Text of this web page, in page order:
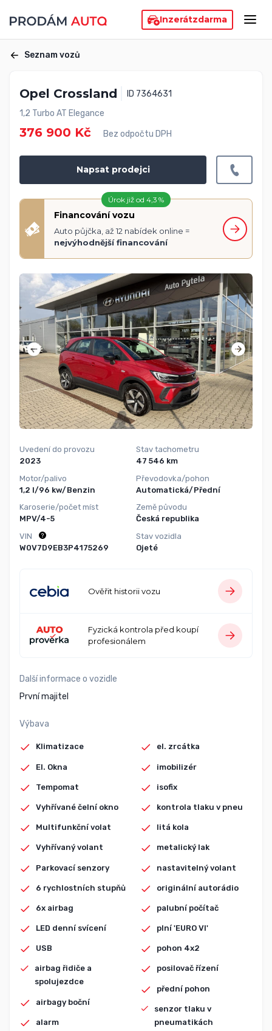
Inzerátzdarma
Seznam vozů
Opel Crossland
ID 7364631
1,2 Turbo AT Elegance
376 900 Kč Bez odpočtu DPH
Napsat prodejci
Úrok již od 4,3 %
Financování vozu
Auto půjčka, až 12 nabídek online =
nejvýhodnější financování
Uvedení do provozu
2023
Motor/palivo
1,2 l/96 kw/Benzin
Karoserie/počet míst
MPV/4-5
Stav tachometru
47 546 km
Převodovka/pohon
Automatická/Přední
Země původu
Česká republika
VIN
W0V7D9EB3P4175269
Stav vozidla
Ojeté
Ověřit historii vozu
Fyzická kontrola před koupí
profesionálem
Další informace o vozidle
První majitel
Výbava
Klimatizace
El. Okna
Tempomat
Vyhřívané čelní okno
Multifunkční volat
Vyhřívaný volant
Parkovací senzory
6 rychlostních stupňů
6x airbag
LED denní svícení
USB
airbag řidiče a
spolujezdce
airbagy boční
alarm
el. zrcátka
imobilizér
isofix
kontrola tlaku v pneu
litá kola
metalický lak
nastavitelný volant
originální autorádio
palubní počítač
plní 'EURO VI'
pohon 4x2
posilovač řízení
přední pohon
senzor tlaku v
pneumatikách